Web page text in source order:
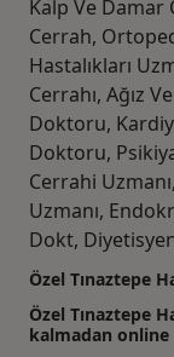
Kalp Ve Damar
Cerrah,
Hastalıkları
Cerrahı, Ağız
Doktoru,
Doktoru,
Cerrahi
Uzmanı,
Dokt,
Özel Tınaztepe
Özel Tınaztepe
kalmadan